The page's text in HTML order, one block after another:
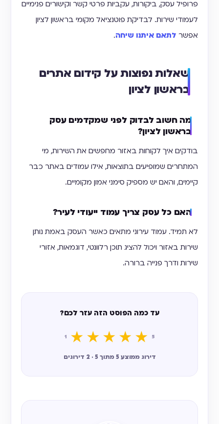
פרופיל עסק, ביקורות, עקביות פרטי קשר וקישורים פנימיים
לעמודי שירות. לבדיקת פוטנציאל מקומי בראשון לציון
אפשר לתאם איתנו שיחה.
שאלות נפוצות על קידום אתרים
בראשון לציון
מה חשוב לבדוק לפני שמקדמים עסק
בראשון לציון?
בודקים איך לקוחות באזור מחפשים את השירות, מי
המתחרים שמופיעים בתוצאות, אילו עמודים באתר כבר
קיימים, והאם יש מספיק סימני אמון מקומיים.
האם כל עסק צריך עמוד ייעודי לעיר?
לא תמיד. עמוד עירוני מתאים כאשר העסק באמת נותן
שירות באזור ויכול להציג תוכן רלוונטי, דוגמאות, אזורי
שירות ודרך פנייה ברורה.
עד כמה הפוסט הזה עזר לכם?
1 ★ ★ ★ ★ ★ 5
דירוג ממוצע 5 מתוך 5 · 2 דירוגים